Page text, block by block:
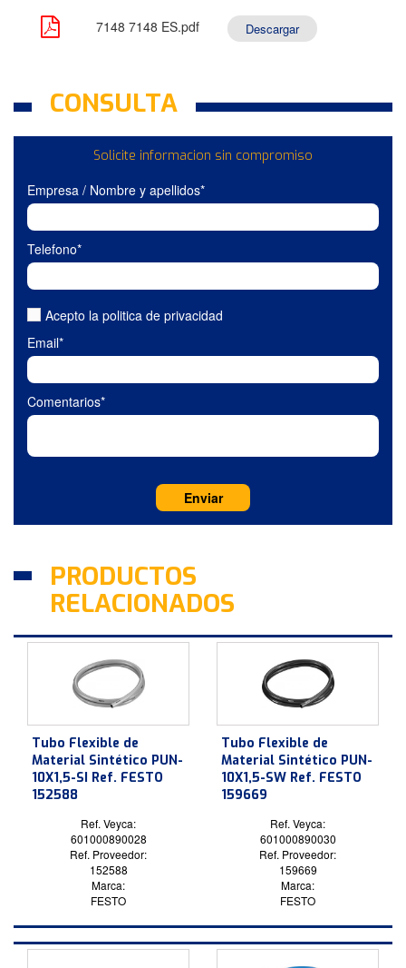
7148 7148 ES.pdf Descargar
CONSULTA
Solicite informacion sin compromiso
Empresa / Nombre y apellidos*
Telefono*
Acepto la politica de privacidad
Email*
Comentarios*
PRODUCTOS
RELACIONADOS
Tubo Flexible de
Material Sintético PUN-
10X1,5-SI Ref. FESTO
152588
Ref. Veyca:
601000890028
Ref. Proveedor:
152588
Marca:
FESTO
Tubo Flexible de
Material Sintético PUN-
10X1,5-SW Ref. FESTO
159669
Ref. Veyca:
601000890030
Ref. Proveedor:
159669
Marca:
FESTO